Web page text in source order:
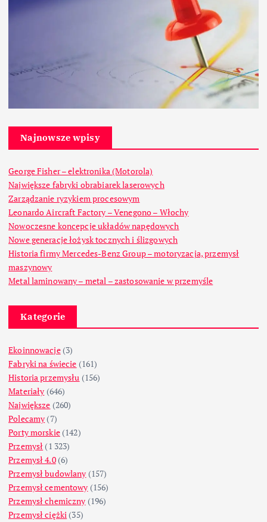
Najnowsze wpisy
George Fisher – elektronika (Motorola)
Największe fabryki obrabiarek laserowych
Zarządzanie ryzykiem procesowym
Leonardo Aircraft Factory – Venegono – Włochy
Nowoczesne koncepcje układów napędowych
Nowe generacje łożysk tocznych i ślizgowych
Historia firmy Mercedes-Benz Group – motoryzacja, przemysł
maszynowy
Metal laminowany – metal – zastosowanie w przemyśle
Kategorie
Ekoinnowacje(3)
Fabryki na świecie (161)
Historia przemysłu (156)
Materiały (646)
Największe (260)
Polecamy (7)
Porty morskie(142)
Przemysł (1 323)
Przemysł 4.0(6)
Przemysł budowlany (157)
Przemysł cementowy (156)
Przemysł chemiczny (196)
Przemysł ciężki (35)